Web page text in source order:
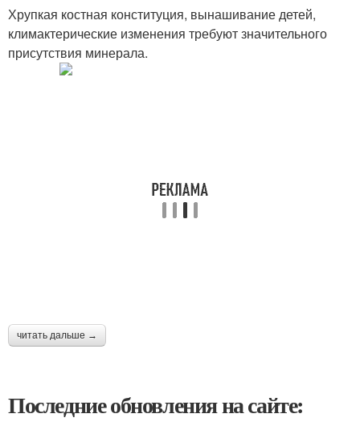
Хрупкая костная конституция, вынашивание детей,
климактерические изменения требуют значительного
присутствия минерала.
читать дальше →
Последние обновления на сайте: